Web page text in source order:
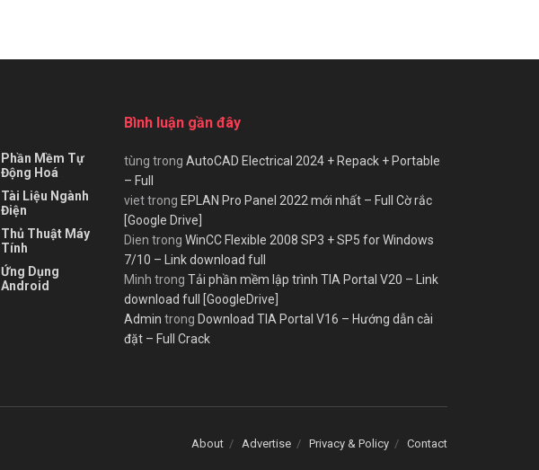
Phần Mềm Tự
Động Hoá
Tài Liệu Ngành
Điện
Thủ Thuật Máy
Tính
Ứng Dụng
Android
Bình luận gần đây
tùng trong AutoCAD Electrical 2024 + Repack + Portable
– Full
viettrong EPLAN Pro Panel 2022 mới nhất – Full Cờ rắc
[Google Drive]
Dien trong WinCC Flexible 2008 SP3 + SP5 for Windows
7/10 – Link download full
Minh trong Tải phần mềm lập trình TIA Portal V20 – Link
download full [GoogleDrive]
Admin trong Download TIA Portal V16 – Hướng dẫn cài
đặt – Full Crack
About Advertise Privacy & Policy Contact